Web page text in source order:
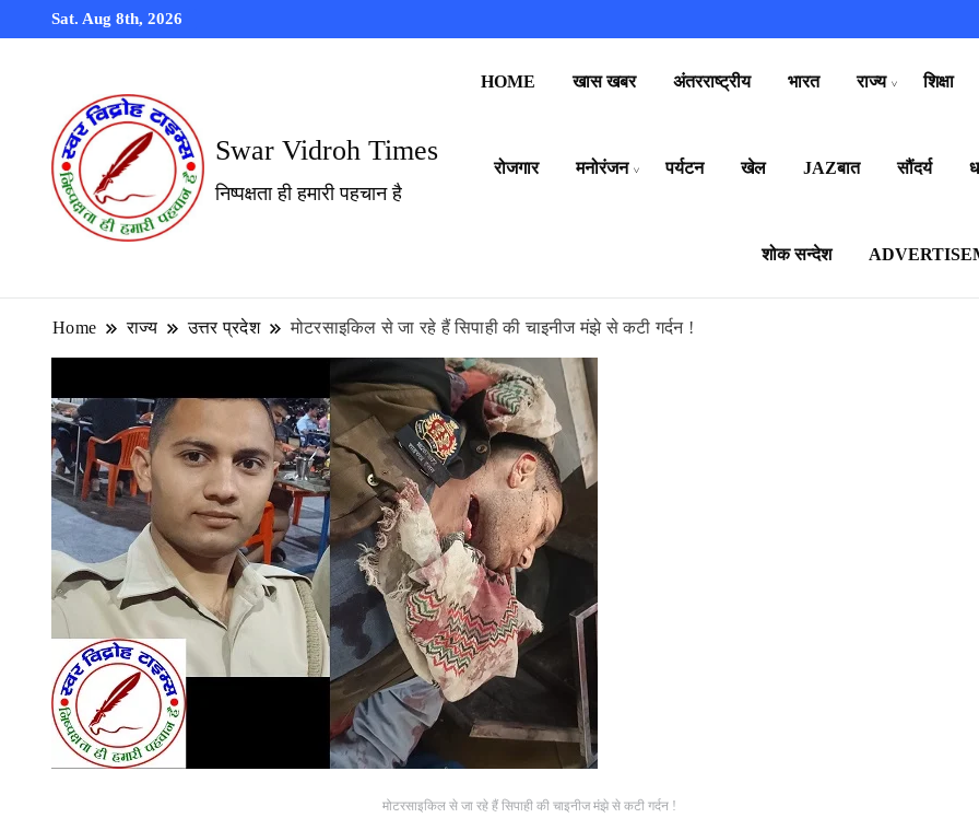
Sat. Aug 8th, 2026
Swar Vidroh Times
निष्पक्षता ही हमारी पहचान है
HOME खास खबर अंतरराष्ट्रीय भारत राज्य शिक्षा
रोजगार मनोरंजन पर्यटन खेल JAZबात सौंदर्य
शोक सन्देश
Home राज्य उत्तर प्रदेश मोटरसाइकिल से जा रहे हैं सिपाही की चाइनीज मंझे से कटी गर्दन !
मोटरसाइकिल से जा रहे हैं सिपाही की चाइनीज मंझे से कटी गर्दन !